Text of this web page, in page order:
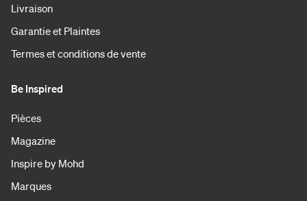
Livraison
Garantie et Plaintes
Termes et conditions de vente
Be Inspired
Pièces
Magazine
Inspire by Mohd
Marques